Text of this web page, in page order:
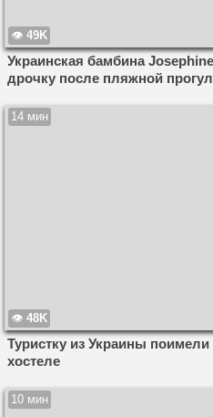
49K
Украинская бамбина
дрочку после пляжной
14 мин
48K
Туристку из Украины
хостеле
10 мин